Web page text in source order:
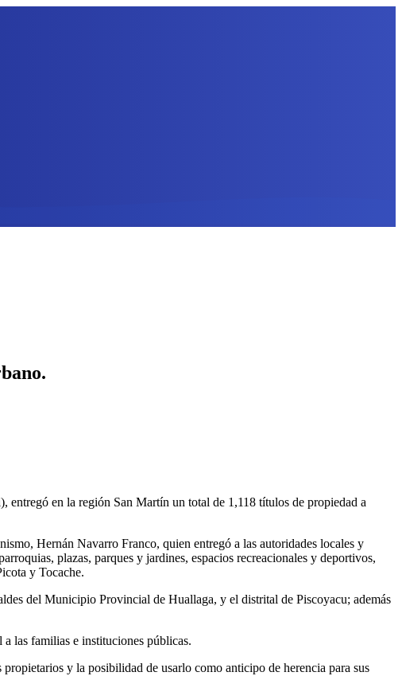
en la región San Martín un total de 1,118 títulos de propiedad a
Hernán Navarro Franco, quien entregó a las autoridades locales y
plazas, parques y jardines, espacios recreacionales y deportivos,
y Tocache.
del Municipio Provincial de Huallaga, y el distrital de Piscoyacu; además
las familias e instituciones públicas.
y la posibilidad de usarlo como anticipo de herencia para sus